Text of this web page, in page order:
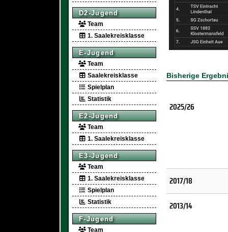
D2-Jugend
Team
1. Saalekreisklasse
E-Jugend
Team
Saalekreisklasse
Spielplan
Statistik
E2-Jugend
Team
1. Saalekreisklasse
E3-Jugend
Team
1. Saalekreisklasse
Spielplan
Statistik
F-Jugend
Team
Bisherige
2025/26
2017/18
2013/14